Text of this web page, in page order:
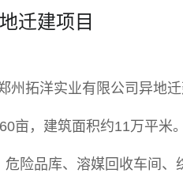
迁建项目
拓洋实业有限公司异地迁
亩，建筑面积约11万平米
险品库、溶媒回收车间、